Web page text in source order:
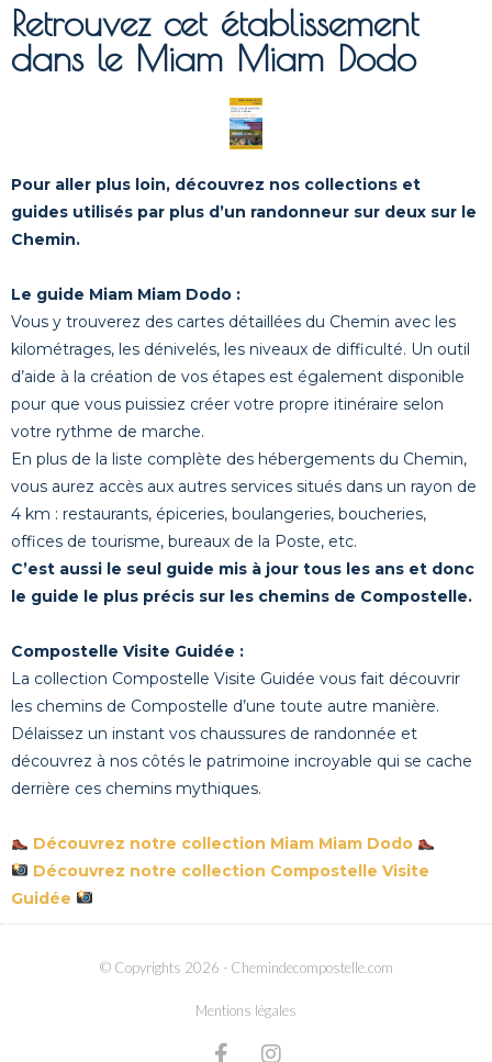
Retrouvez cet établissement
dans le Miam Miam Dodo
Pour aller plus loin, découvrez nos collections et
guides utilisés par plus d’un randonneur sur deux sur le
Chemin.
Le guide Miam Miam Dodo :
Vous y trouverez des cartes détaillées du Chemin avec les
kilométrages, les dénivelés, les niveaux de difficulté. Un outil
d’aide à la création de vos étapes est également disponible
pour que vous puissiez créer votre propre itinéraire selon
votre rythme de marche.
En plus de la liste complète des hébergements du Chemin,
vous aurez accès aux autres services situés dans un rayon de
4 km : restaurants, épiceries, boulangeries, boucheries,
offices de tourisme, bureaux de la Poste, etc.
C’est aussi le seul guide mis à jour tous les ans et donc
le guide le plus précis sur les chemins de Compostelle.
Compostelle Visite Guidée :
La collection Compostelle Visite Guidée vous fait découvrir
les chemins de Compostelle d’une toute autre manière.
Délaissez un instant vos chaussures de randonnée et
découvrez à nos côtés le patrimoine incroyable qui se cache
derrière ces chemins mythiques.
Découvrez notre collection Miam Miam Dodo
Découvrez notre collection Compostelle Visite
Guidée
© Copyrights 2026 - Chemindecompostelle.com
Mentions légales